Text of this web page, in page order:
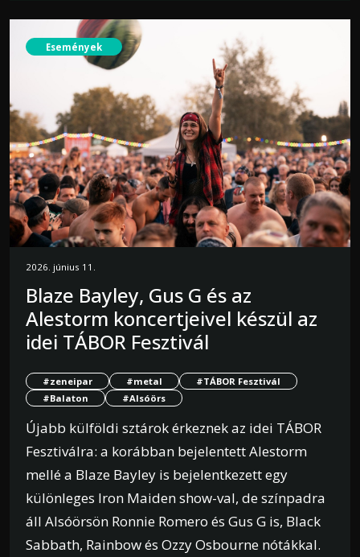
Események
2026. június 11.
Blaze Bayley, Gus G és az
Alestorm koncertjeivel készül az
idei TÁBOR Fesztivál
#zeneipar #metal
#TÁBOR Fesztivál
#Balaton
#Alsóörs
Újabb külföldi sztárok érkeznek az idei TÁBOR
Fesztiválra: a korábban bejelentett Alestorm
mellé a Blaze Bayley is bejelentkezett egy
különleges Iron Maiden show-val, de színpadra
áll Alsóörsön Ronnie Romero és Gus G is, Black
Sabbath, Rainbow és Ozzy Osbourne nótákkal.